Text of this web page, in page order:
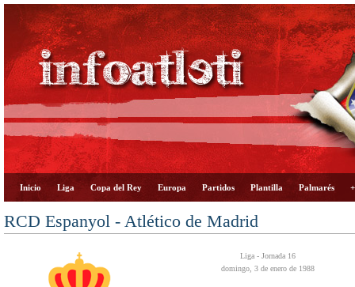
Inicio Liga Copa del Rey Europa Partidos Plantilla Palmarés
RCD Espanyol - Atlético de Madrid
Liga - Jornada 16
domingo, 3 de enero de 1988